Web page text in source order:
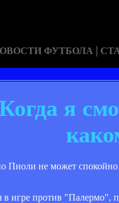
ФУТБОЛА |
я
не может спокойно
игре против "Палермо",